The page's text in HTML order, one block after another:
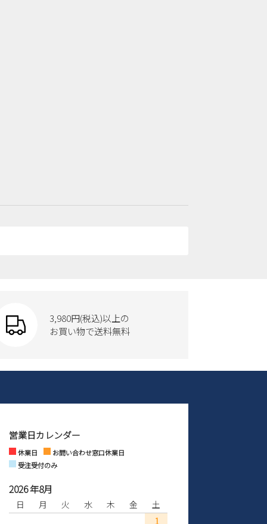
3,980円(税込)以上の
お買い物で送料無料
営業日カレンダー
休業日
お問い合わせ窓口休業日
受注受付のみ
2026 年8月
日 月 火 水 木 金
土
1